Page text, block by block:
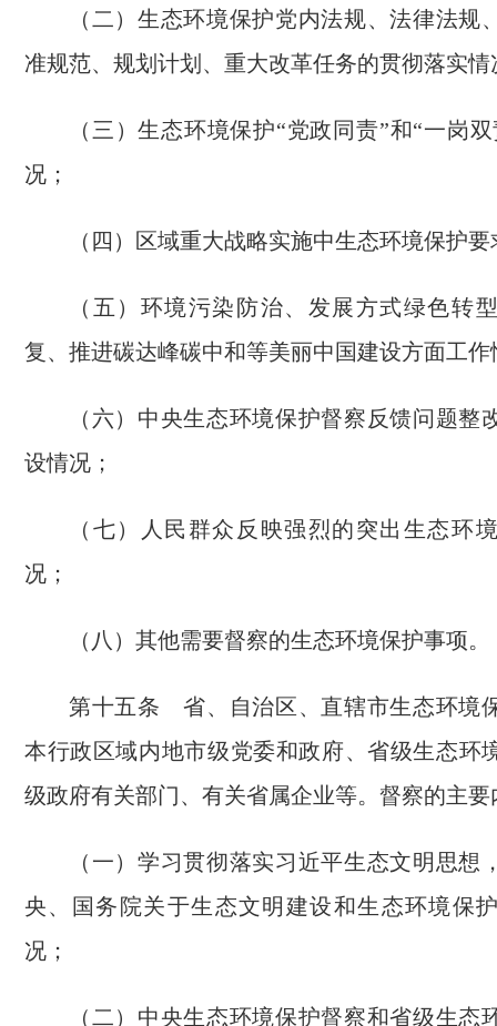
（二）生态环境保护党内法规、法律法规
准规范、规划计划、重大改革任务的贯彻落实情
（三）生态环境保护“党政同责”和“一岗
况；
（四）区域重大战略实施中生态环境保护
（五）环境污染防治、发展方式绿色转
复、推进碳达峰碳中和等美丽中国建设方面工作
（六）中央生态环境保护督察反馈问题整
设情况；
（七）人民群众反映强烈的突出生态环
况；
（八）其他需要督察的生态环境保护事项。
第十五条 省、自治区、直辖市生态环境
本行政区域内地市级党委和政府、省级生态环
级政府有关部门、有关省属企业等。督察的主要
（一）学习贯彻落实习近平生态文明思想
央、国务院关于生态文明建设和生态环境保
况；
（二）中央生态环境保护督察和省级生态